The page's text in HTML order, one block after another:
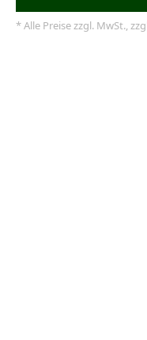
* Alle Preise zzgl. MwSt.,